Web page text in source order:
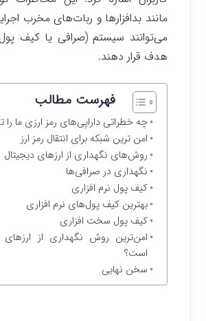
مانند بدافزارها و ربات‌های مخرب
می‌توانند سیستم (صرافی یا کیف
هدف قرار دهند.
فهرست مطالب
چه خطراتی دارایِی‌های رمز ارزی ما را
امن ترین شبکه برای انتقال رمز ارز
روش‌های نگهداری از ارزهای دیجیتال
نگهداری در صرافی‌ها
کیف پول نرم افزاری
بهترین کیف پول‌های نرم افزاری
کیف پول سخت افزاری
امن‌ترین روش نگهداری از ارزهای
است؟
سخن نهایی